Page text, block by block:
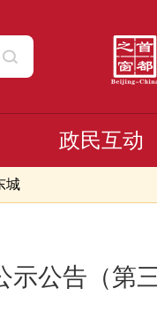
城
政民互动
公告（第三